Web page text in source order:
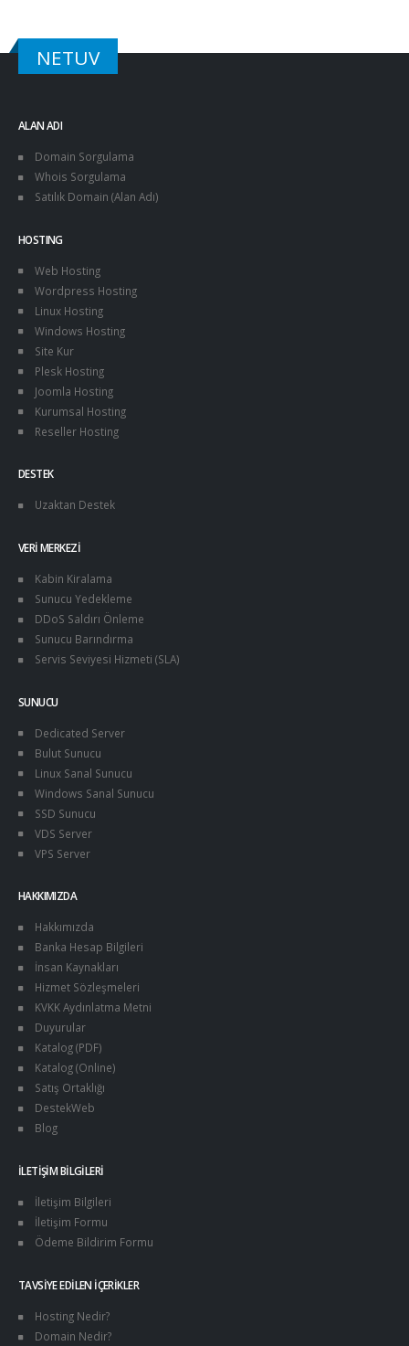
NETUV
ALAN ADI
Domain Sorgulama
Whois Sorgulama
Satılık Domain (Alan Adı)
HOSTING
Web Hosting
Wordpress Hosting
Linux Hosting
Windows Hosting
Site Kur
Plesk Hosting
Joomla Hosting
Kurumsal Hosting
Reseller Hosting
DESTEK
Uzaktan Destek
VERI MERKEZI
Kabin Kiralama
Sunucu Yedekleme
DDoS Saldırı Önleme
Sunucu Barındırma
Servis Seviyesi Hizmeti (SLA)
SUNUCU
Dedicated Server
Bulut Sunucu
Linux Sanal Sunucu
Windows Sanal Sunucu
SSD Sunucu
VDS Server
VPS Server
HAKKIMIZDA
Hakkımızda
Banka Hesap Bilgileri
İnsan Kaynakları
Hizmet Sözleşmeleri
KVKK Aydınlatma Metni
Duyurular
Katalog (PDF)
Katalog (Online)
Satış Ortaklığı
DestekWeb
Blog
İLETIŞIM BILGILERI
İletişim Bilgileri
İletişim Formu
Ödeme Bildirim Formu
TAVSIYE EDILEN İÇERIKLER
Hosting Nedir?
Domain Nedir?